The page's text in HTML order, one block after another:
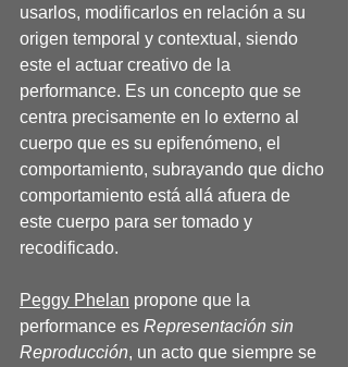
usarlos, modificarlos en relación a su
origen temporal y contextual, siendo
este el actuar creativo de la
performance. Es un concepto que se
centra precisamente en lo externo al
cuerpo que es su epifenómeno, el
comportamiento, subrayando que dicho
comportamiento está allá afuera de
este cuerpo para ser tomado y
recodificado.
Peggy Phelan propone que la
performance es Representación sin
Reproducción, un acto que siempre se